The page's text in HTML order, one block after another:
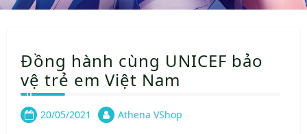
Đồng hành cùng UNICEF bảo
vệ trẻ em Việt Nam
20/05/2021 Athena VShop